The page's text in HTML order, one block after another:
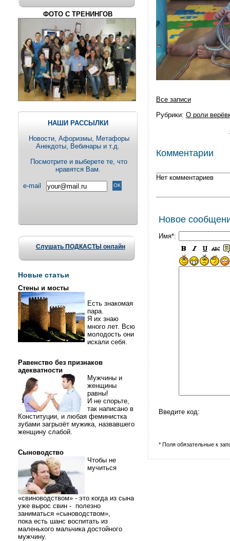
ФОТО С ТРЕНИНГОВ
НАШИ РАССЫЛКИ
Новости, Aфоризмы, Метафоры
Анекдоты, Вебинары и т.д.
Посмотрите и выберете те, что
нравятся Вам.
e-mail
Слушать ПОДКАСТЫ онлайн
Новые статьи
Стены и мосты
Есть знакомая
пара.
Я их знаю
много лет. Всю
молодость они
искали себя.
Равенство без признаков
адекватности
Мужчины и
женщины
равны!
И не спорьте,
так написано в
Конституции, и любая феминистка
зубами загрызёт мужика, назвавшего
женщину слабой.
Сыноводство
Чтобы не
мучиться
«свиноводством» - это когда из сына
уже вырос свин - полезно
заниматься «сыноводством»,
пока есть шанс воспитать из
маленького мальчика достойного
мужчину.
Все записи
Рубрики: О роли
Комментарии
Нет комментариев
Новое
Имя*:
Введите код:
* Поля обязательные к